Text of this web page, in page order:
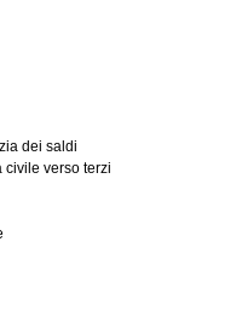
dei saldi
verso terzi